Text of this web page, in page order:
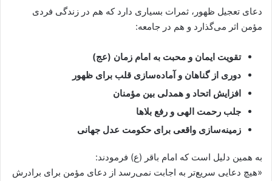
دعای تعجیل ظهور، ثمرات بسیاری دارد که هم در زندگی فردی
مؤمن اثر می‌گذارد و هم در جامعه:
تقویت ایمان و محبت به امام زمان (عج)
دوری از گناهان و آماده‌سازی قلب برای ظهور
افزایش اتحاد و همدلی بین مؤمنان
جلب رحمت الهی و رفع بلاها
زمینه‌سازی واقعی برای حکومت عدل جهانی
به همین دلیل است که امام باقر (ع) فرمودند:
«هیچ دعایی سریع‌تر به اجابت نمی‌رسد از دعای مؤمن برای برادرش